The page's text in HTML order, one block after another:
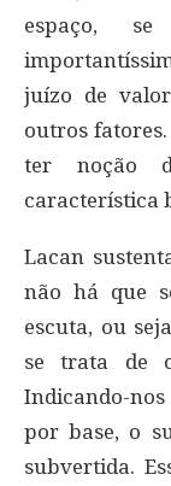
espaço, se
juízo de
outros
ter noção
característica
Lacan
não há que
escuta, ou
se trata de
Indicando-
por base, o
subvertida.